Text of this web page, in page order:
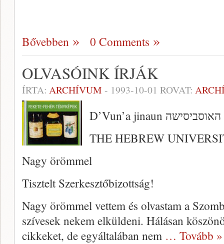
Bővebben 0 Comments
OLVASÓINK ÍRJÁK
ÍRTA: ARCHÍVUM - 1993-10-01 ROVAT:
D’Vun’a jinaun האוסביסישה
THE HEBREW
Nagy örömmel
Tisztelt Szerkesztőbizottság!
Nagy örömmel vettem és olvastam a
szívesek nekem elküldeni. Hálásan
cikkeket, de egyáltalában nem … Tovább »